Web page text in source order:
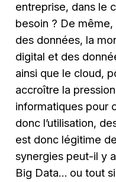
entreprise, dans le
besoin ? De même,
des données, la
digital et des
ainsi que le cloud,
accroître la
informatiques pour
donc l’utilisation,
est donc légitime
synergies peut-il y
Big Data… ou tout